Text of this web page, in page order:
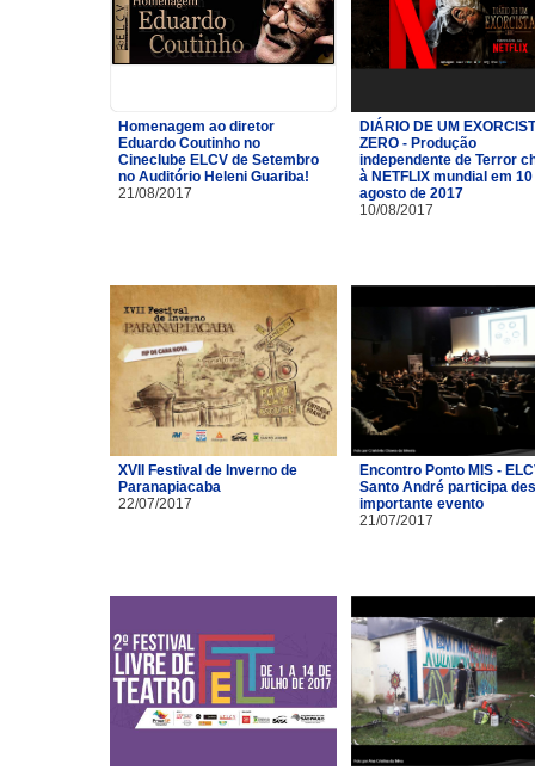
Homenagem ao diretor
Eduardo Coutinho no
Cineclube ELCV de Setembro
no Auditório Heleni Guariba!
21/08/2017
DIÁRIO DE UM
ZERO - Produção
independente de Terror
à NETFLIX mundial em
agosto de 2017
10/08/2017
XVII Festival de Inverno de
Paranapiacaba
22/07/2017
Encontro Ponto MIS -
Santo André participa
importante evento
21/07/2017